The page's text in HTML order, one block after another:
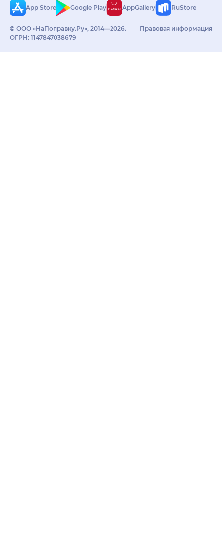
App Store
Google Play AppGallery RuStore
© ООО «НаПоправку.Ру», 2014—2026.
ОГРН: 1147847038679
Правовая информация